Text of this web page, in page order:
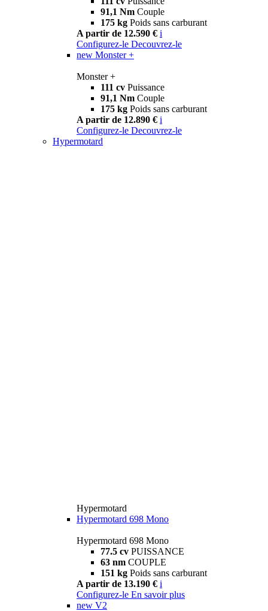
91,1 Nm Couple
175 kg Poids sans carburant
A partir de 12.590 € i
Configurez-le Decouvrez-le
new Monster +
Monster +
111 cv Puissance
91,1 Nm Couple
175 kg Poids sans carburant
A partir de 12.890 € i
Configurez-le Decouvrez-le
Hypermotard
Hypermotard
Hypermotard 698 Mono
Hypermotard 698 Mono
77.5 cv PUISSANCE
63 nm COUPLE
151 kg Poids sans carburant
A partir de 13.190 € i
Configurez-le En savoir plus
new V2